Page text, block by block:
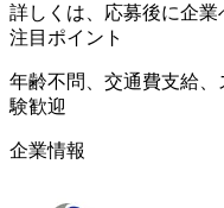
詳しくは、応募後に企
注目ポイント
年齢不問、交通費支給
験歓迎
企業情報